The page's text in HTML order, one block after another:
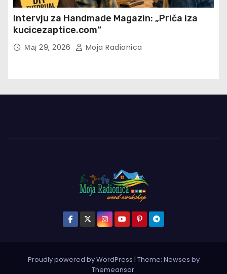
Intervju za Handmade Magazin: „Priča iza
kucicezaptice.com“
Мај 29, 2026 Moja Radionica
Proudly powered by WordPress | Theme: Newses by
Themeansar.